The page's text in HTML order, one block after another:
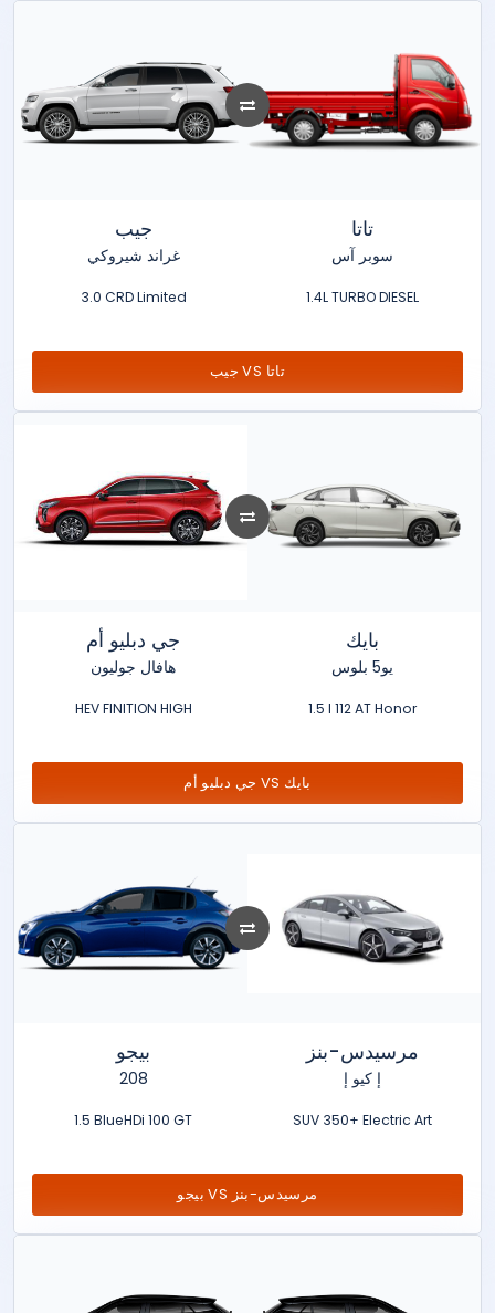
جيب
غراند شيروكي
3.0 CRD Limited
تاتا
سوبر آس
1.4L TURBO DIESEL
جيب VS تاتا
جي دبليو أم
هافال جوليون
HEV FINITION HIGH
بايك
يو5 بلوس
1.5 l 112 AT Honor
جي دبليو أم VS بايك
بيجو
208
1.5 BlueHDi 100 GT
مرسيدس-بنز
إ كيو إ
SUV 350+ Electric Art
بيجو VS مرسيدس-بنز